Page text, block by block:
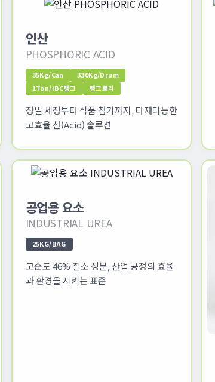
인산
PHOSPHORIC ACID
35Kg/Can
330Kg/Drum
1Ton/IBC탱크
탱크로리
정밀 세정부터 식품 첨가까지, 다재다능한
고효율 산(Acid) 솔루션
공업용 요소
INDUSTRIAL UREA
25KG/BAG
고순도 46% 질소 성분, 산업 공정의 효율
과 환경을 지키는 표준